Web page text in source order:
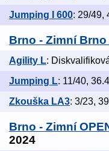
Jumping I 600: 29/49,
Brno - Zimní Brno
Agility L:
Jumping L: 11/40,
Zkouška LA3: 3/23,
Brno - Zimní
2024